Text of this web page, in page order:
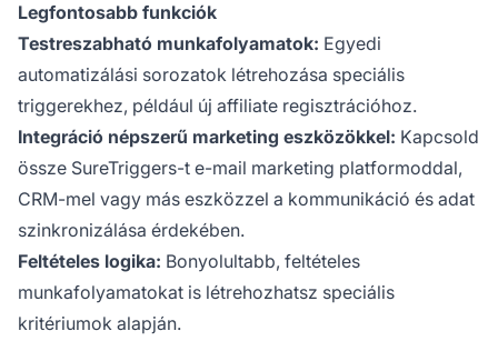
Legfontosabb funkciók
Testreszabható munkafolyamatok: Egyedi
automatizálási sorozatok létrehozása speciális
triggerekhez, például új affiliate regisztrációhoz.
Integráció népszerű marketing eszközökkel: Kapcsold
össze SureTriggers-t e-mail marketing platformoddal,
CRM-mel vagy más eszközzel a kommunikáció és adat
szinkronizálása érdekében.
Feltételes logika: Bonyolultabb, feltételes
munkafolyamatokat is létrehozhatsz speciális
kritériumok alapján.